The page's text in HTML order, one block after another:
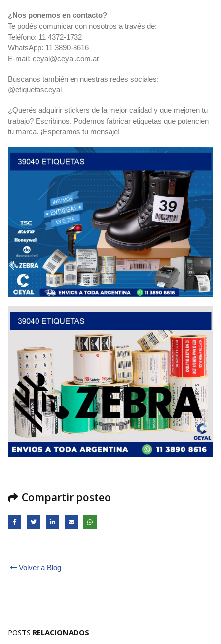
¿Nos ponemos en contacto?
Te podés comunicar con nosotros a través de:
Teléfono: 11 4372-1732
WhatsApp: 11 3890-8616
E-mail: ceyal@ceyal.com.ar
Buscanos también en nuestras redes sociales:
@etiquetasceyal
¿Querés adquirir stickers de la mejor calidad y que mejoren tu
trabajo? Escribinos. Podemos fabricar etiquetas que potencien
tu marca. ¡Esperamos tu mensaje!
Compartir posteo
Volver a Blog
POSTS RELACIONADOS